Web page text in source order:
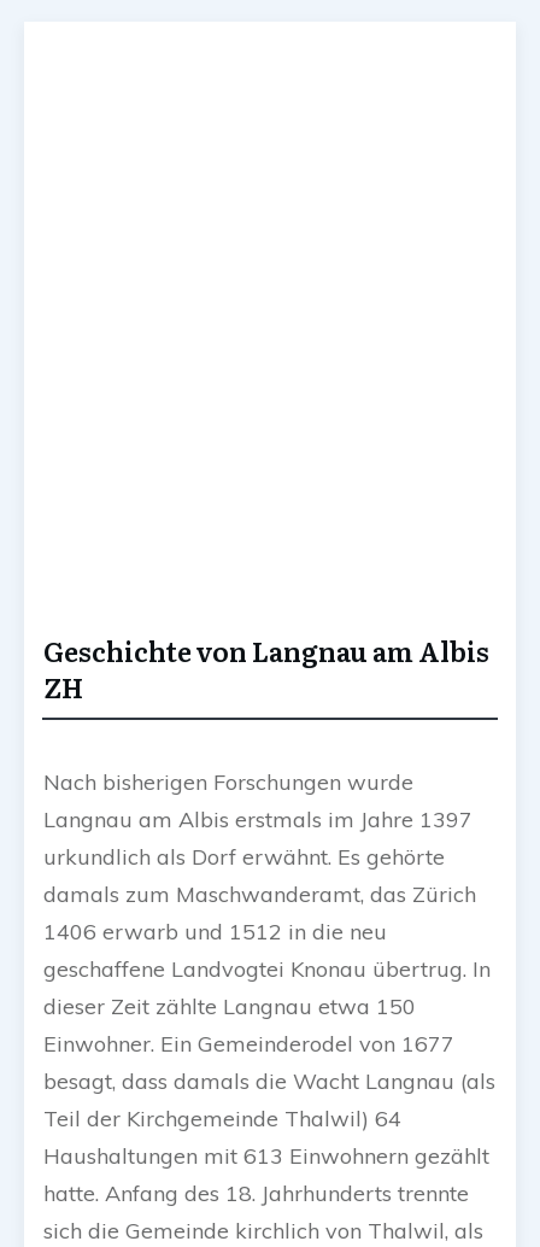
Geschichte von Langnau am Albis
ZH
Nach bisherigen Forschungen wurde
Langnau am Albis erstmals im Jahre 1397
urkundlich als Dorf erwähnt. Es gehörte
damals zum Maschwanderamt, das Zürich
1406 erwarb und 1512 in die neu
geschaffene Landvogtei Knonau übertrug. In
dieser Zeit zählte Langnau etwa 150
Einwohner. Ein Gemeinderodel von 1677
besagt, dass damals die Wacht Langnau (als
Teil der Kirchgemeinde Thalwil) 64
Haushaltungen mit 613 Einwohnern gezählt
hatte. Anfang des 18. Jahrhunderts trennte
sich die Gemeinde kirchlich von Thalwil, als